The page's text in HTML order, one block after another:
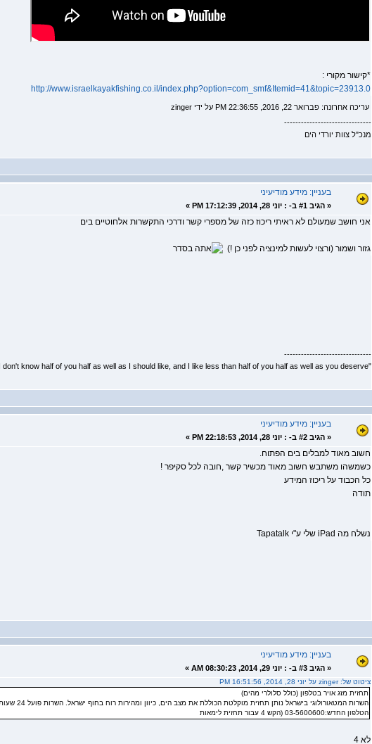
*קישור מקורי :
http://www.israelkayakfishing.co.il/index.php?option=com_smf&Itemid=41&topic=23913.0
עריכה אחרונה: פברואר 22, 2016, 22:36:55 PM על ידי zinger
-------------------------------
מנכ"ל צוות יורדי הים
בעניין: מידע מודיעיני
« הגיב #1 ב- : יוני 28, 2014, 17:12:39 PM »
אני חושב שמעולם לא ראיתי ריכוז כזה של מספרי קשר ודרכי התקשרות אלחוטיים בים
גזור ושמור (ורצוי לעשות למינציה לפני כן !)
-------------------------------
"I don't know half of you half as well as I should like, and I like less than half of you half as well as you deserve."
בעניין: מידע מודיעיני
« הגיב #2 ב- : יוני 28, 2014, 22:18:53 PM »
חשוב מאוד למבלים בים הפתוח.
כשמשהו משתבש חשוב מאוד מכשיר קשר ,חובה לכל סקיפר !
כל הכבוד על ריכוז המידע
תודה
נשלח מה iPad שלי ע"י Tapatalk
בעניין: מידע מודיעיני
« הגיב #3 ב- : יוני 29, 2014, 08:30:23 AM »
ציטוט של: zinger על יוני 28, 2014, 16:51:56 PM
תחזית מזג אויר בטלפון (כולל סלולרי מהים)
השרות המטאורולוגי בישראל נותן תחזית מוקלטת הכוללת את מצב הים, כיוון ומהירות רוח בחוף ישראל. השרות פועל 24 שעות ביום.
הטלפון החדש:03-5600600 (הקש 4 עבור תחזית לימאות
לא 4